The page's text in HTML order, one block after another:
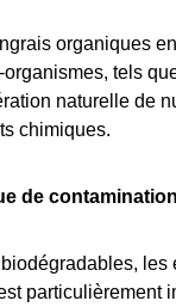
organiques
organismes, tels
naturelle de
chimiques.
de
les
particulièrement